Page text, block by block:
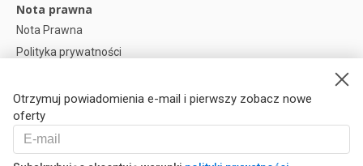
Otrzymuj powiadomienia e-mail i pierwszy zobacz nowe
oferty
Nota prawna
Nota Prawna
Polityka prywatności
Preferencje plików cookie
Help
Pytania